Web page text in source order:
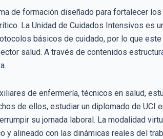
de formación diseñado para fortalecer
La Unidad de Cuidados Intensivos es
básicos de cuidado, por lo que
salud. A través de contenidos
de enfermería, técnicos en salud,
de ellos, estudiar un diplomado de UCI
su jornada laboral. La modalidad
y alineado con las dinámicas reales del